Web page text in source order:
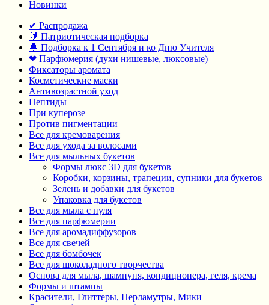
Новинки
✔ Распродажа
🔰 Патриотическая подборка
🔔 Подборка к 1 Сентября и ко Дню Учителя
❤ Парфюмерия (духи нишевые, люксовые)
Фиксаторы аромата
Косметические маски
Антивозрастной уход
Пептиды
При куперозе
Против пигментации
Все для кремоварения
Все для ухода за волосами
Все для мыльных букетов
Формы люкс 3D для букетов
Коробки, корзины, трапеции, супники для букетов
Зелень и добавки для букетов
Упаковка для букетов
Все для мыла с нуля
Все для парфюмерии
Все для аромадиффузоров
Все для свечей
Все для бомбочек
Все для шоколадного творчества
Основа для мыла, шампуня, кондиционера, геля, крема
Формы и штампы
Красители, Глиттеры, Перламутры, Мики